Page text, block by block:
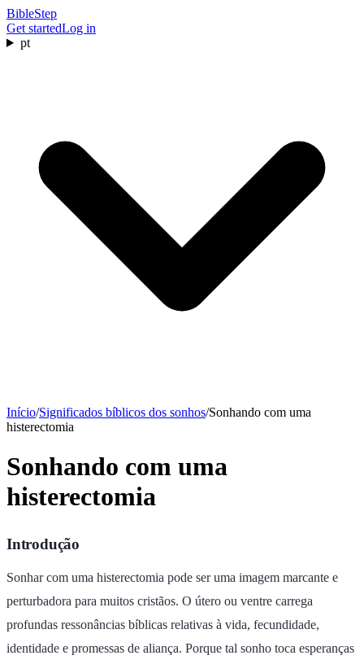
BibleStep
Get startedLog in
pt
Início/Significados bíblicos dos sonhos/Sonhando com uma
histerectomia
Sonhando com uma
histerectomia
Introdução
Sonhar com uma histerectomia pode ser uma imagem marcante e
perturbadora para muitos cristãos. O útero ou ventre carrega
profundas ressonâncias bíblicas relativas à vida, fecundidade,
identidade e promessas de aliança. Porque tal sonho toca esperanças